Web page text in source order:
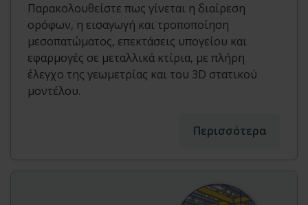
Παρακολουθείστε πως γίνεται η διαίρεση
ορόφων, η εισαγωγή και τροποποίηση
μεσοπατώματος, επεκτάσεις υπογείου και
εφαρμογές σε μεταλλικά κτίρια, με πλήρη
έλεγχο της γεωμετρίας και του 3D στατικού
μοντέλου.
Περισσότερα